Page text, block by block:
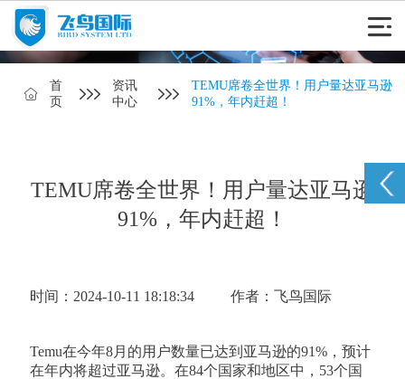
首
页
资讯
中心
TEMU席卷全世界！用户量达亚马逊
91%，年内赶超！
TEMU席卷全世界！用户量达亚马逊
91%，年内赶超！
时间：2024-10-11 18:18:34 作者：飞鸟国际
Temu在今年8月的用户数量已达到亚马逊的91%，预计
在年内将超过亚马逊。在84个国家和地区中，53个国